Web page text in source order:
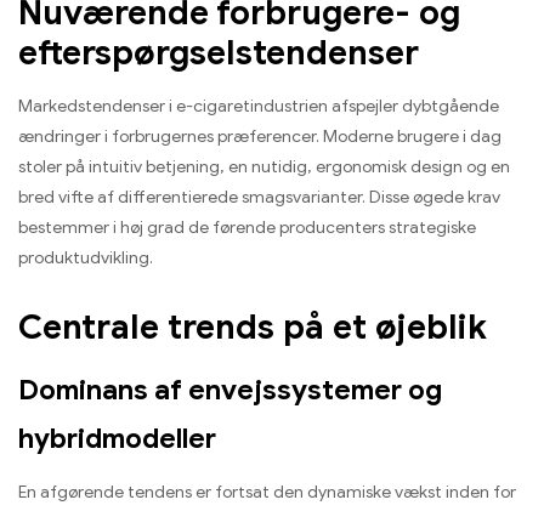
Nuværende forbrugere- og
efterspørgselstendenser
Markedstendenser i e-cigaretindustrien afspejler dybtgående
ændringer i forbrugernes præferencer. Moderne brugere i dag
stoler på intuitiv betjening, en nutidig, ergonomisk design og en
bred vifte af differentierede smagsvarianter. Disse øgede krav
bestemmer i høj grad de førende producenters strategiske
produktudvikling.
Centrale trends på et øjeblik
Dominans af envejssystemer og
hybridmodeller
En afgørende tendens er fortsat den dynamiske vækst inden for